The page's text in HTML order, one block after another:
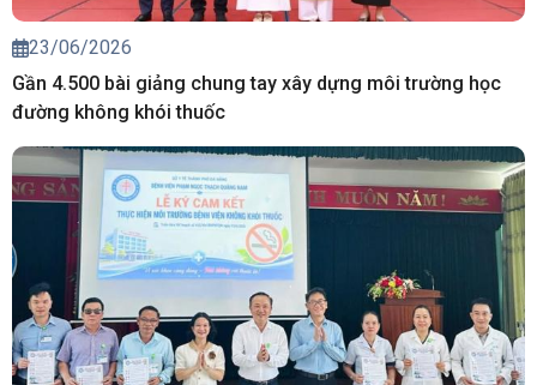
23/06/2026
Gần 4.500 bài giảng chung tay xây dựng môi trường học
đường không khói thuốc